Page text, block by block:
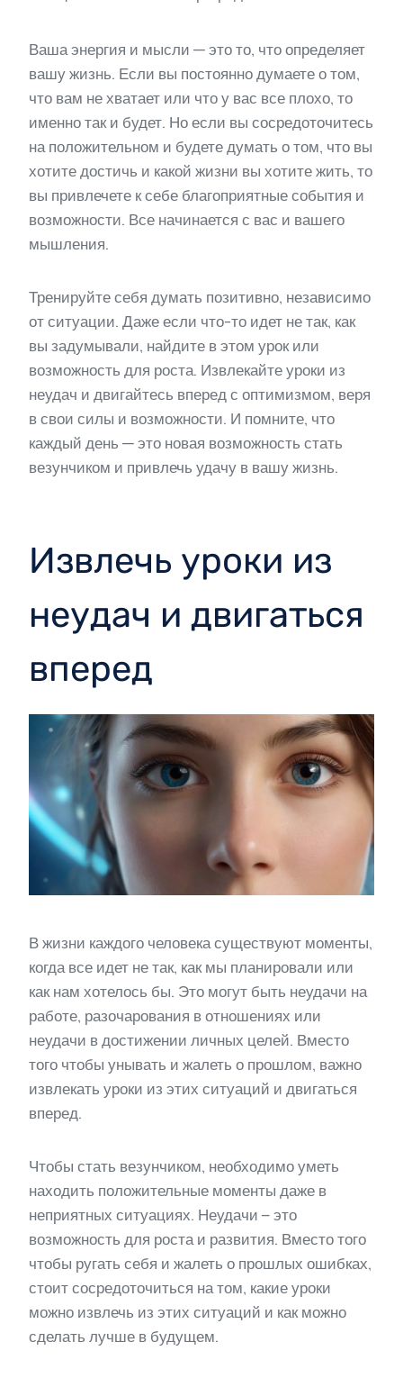
Ваша энергия и мысли — это то, что определяет
вашу жизнь. Если вы постоянно думаете о том,
что вам не хватает или что у вас все плохо, то
именно так и будет. Но если вы сосредоточитесь
на положительном и будете думать о том, что вы
хотите достичь и какой жизни вы хотите жить, то
вы привлечете к себе благоприятные события и
возможности. Все начинается с вас и вашего
мышления.
Тренируйте себя думать позитивно, независимо
от ситуации. Даже если что-то идет не так, как
вы задумывали, найдите в этом урок или
возможность для роста. Извлекайте уроки из
неудач и двигайтесь вперед с оптимизмом, веря
в свои силы и возможности. И помните, что
каждый день — это новая возможность стать
везунчиком и привлечь удачу в вашу жизнь.
Извлечь уроки из
неудач и двигаться
вперед
В жизни каждого человека существуют моменты,
когда все идет не так, как мы планировали или
как нам хотелось бы. Это могут быть неудачи на
работе, разочарования в отношениях или
неудачи в достижении личных целей. Вместо
того чтобы унывать и жалеть о прошлом, важно
извлекать уроки из этих ситуаций и двигаться
вперед.
Чтобы стать везунчиком, необходимо уметь
находить положительные моменты даже в
неприятных ситуациях. Неудачи – это
возможность для роста и развития. Вместо того
чтобы ругать себя и жалеть о прошлых ошибках,
стоит сосредоточиться на том, какие уроки
можно извлечь из этих ситуаций и как можно
сделать лучше в будущем.